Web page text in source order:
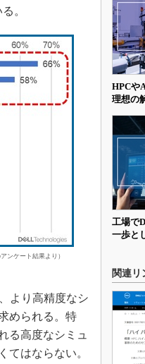
。
ンケート結果より）
より高精度なシ
められる。特
る高度なシミュ
てはならない。
HPCや
理想の
工場で
一歩と
関連リ